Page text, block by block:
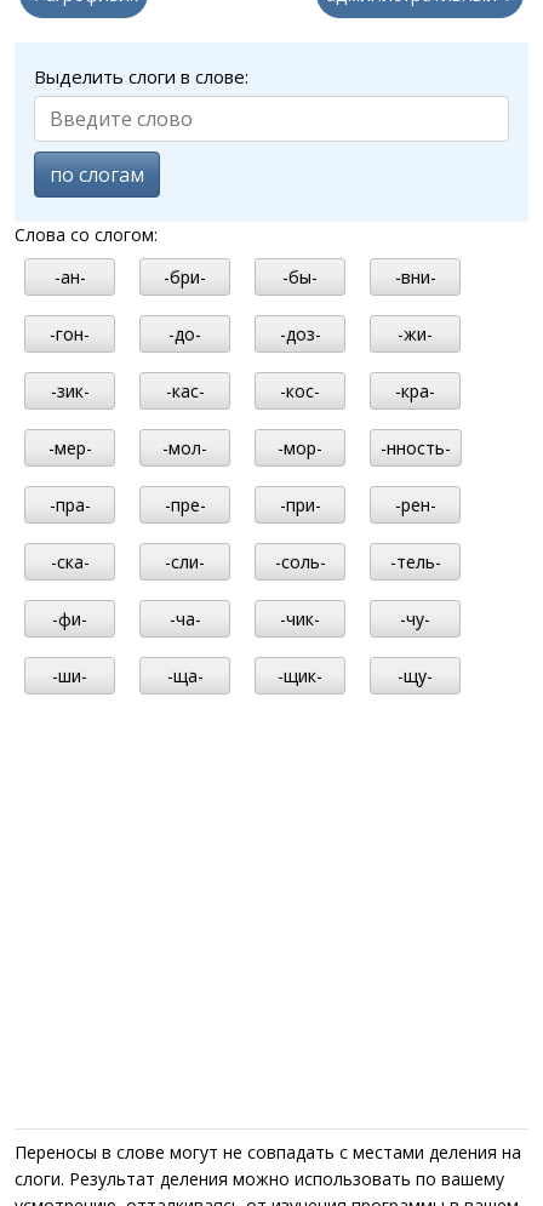
Выделить слоги в слове:
по слогам
Слова со слогом:
-ан-
-бри- -бы- -вни-
-гон- -до- -доз- -жи-
-зик- -кас- -кос- -кра-
-мер- -мол- -мор- -нность-
-пра- -пре- -при- -рен-
-ска- -сли- -соль- -тель-
-фи- -ча- -чик- -чу-
-ши- -ща- -щик- -щу-
Переносы в слове могут не совпадать с местами деления на
слоги. Результат деления можно использовать по вашему